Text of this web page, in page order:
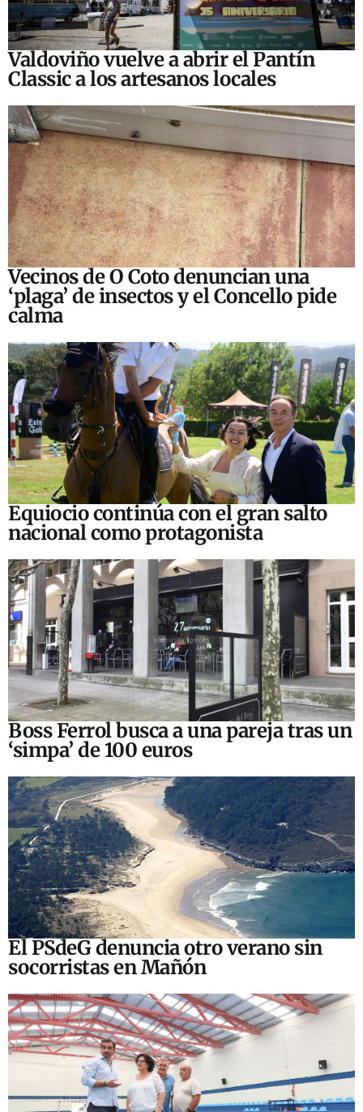
Valdoviño vuelve a abrir el Pantín
Classic a los artesanos locales
Vecinos de O Coto denuncian una
‘plaga’ de insectos y el Concello pide
calma
Equiocio continúa con el gran salto
nacional como protagonista
Boss Ferrol busca a una pareja tras un
‘simpa’ de 100 euros
El PSdeG denuncia otro verano sin
socorristas en Mañón